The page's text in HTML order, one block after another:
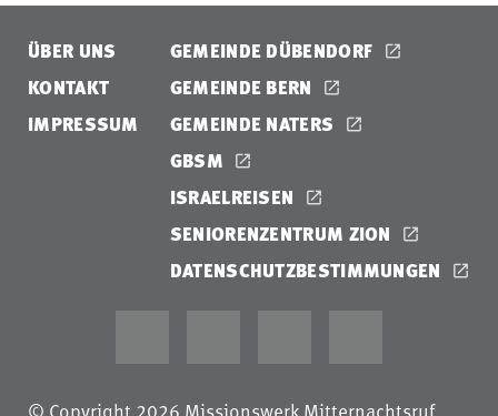
ÜBER UNS
KONTAKT
IMPRESSUM
GEMEINDE DÜBENDORF
GEMEINDE BERN
GEMEINDE NATERS
GBSM
ISRAELREISEN
SENIORENZENTRUM ZION
DATENSCHUTZBESTIMMUNGEN